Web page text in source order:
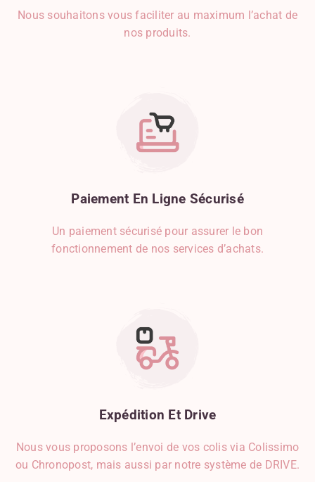
Nous souhaitons vous faciliter au maximum l’achat de
nos produits.
Paiement En Ligne Sécurisé
Un paiement sécurisé pour assurer le bon
fonctionnement de nos services d’achats.
Expédition Et Drive
Nous vous proposons l’envoi de vos colis via Colissimo
ou Chronopost, mais aussi par notre système de DRIVE.